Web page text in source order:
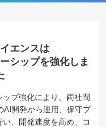
エンスは
シップを強化しま
プ強化により、 両社間
AI開発から運用、保守プ
、
開発速度を高め、コ